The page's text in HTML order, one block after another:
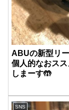
ABUの新型リ
個人的なおス
しまーす🤲
SNS